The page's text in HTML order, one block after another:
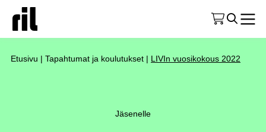
Etusivu | Tapahtumat ja koulutukset | LIVIn vuosikokous 2022
Jäsenelle